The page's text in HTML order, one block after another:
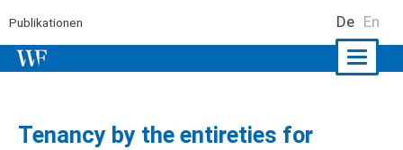
Publikationen De En
Tenancy by the entireties for